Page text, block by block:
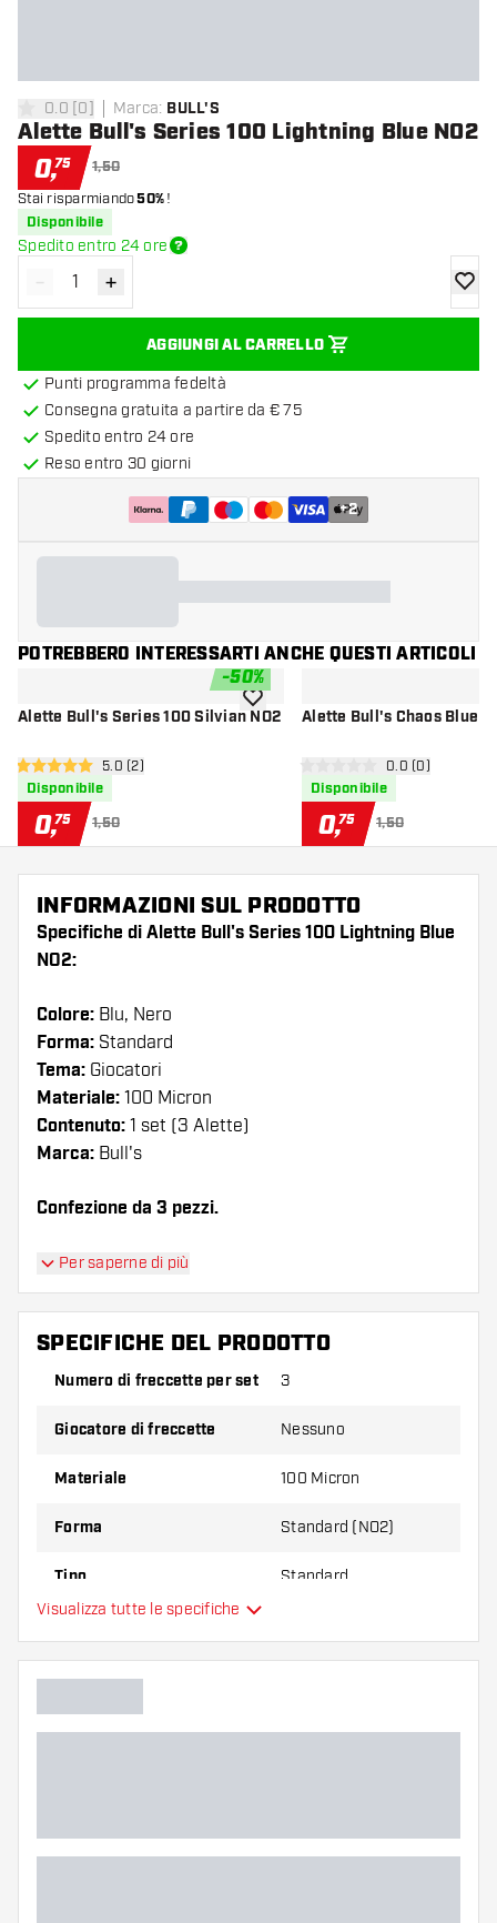
0 stelle di valutazione
0.0 [0] Marca: BULL'S
Alette Bull's Series 100 Lightning Blue NO2
0,75 1,50
Stai risparmiando50%!
Disponibile
Spedito entro 24 ore
Diminuisci quantità
- Aumenta quantità
+
AGGIUNGI AL CARRELLO
Punti programma fedeltà
Consegna gratuita a partire da € 75
Spedito entro 24 ore
Reso entro 30 giorni
+2
POTREBBERO INTERESSARTI ANCHE QUESTI ARTICOLI
-50%
Alette Bull's Series 100 Silvian NO2
apri pannello recensioni
5 stelle di valutazione
5.0 (2)
Disponibile
0,75 1,50
aggiungi alla lista dei desideri
Alette Bull's Chaos Blue
apri pannello
0 stelle di valutazione
0.0 (0)
Disponibile
0,75 1,50
INFORMAZIONI SUL PRODOTTO
Specifiche di Alette Bull's Series 100 Lightning Blue
NO2:
Colore: Blu, Nero
Forma: Standard
Tema: Giocatori
Materiale: 100 Micron
Contenuto: 1 set (3 Alette)
Marca: Bull's
Confezione da 3 pezzi.
Suggerimento di Dartshopper!
Assicuratevi di avere a portata di mano un gran
numero di alette e di astine. Questi possono
Provate una forma, un materiale o uno
variante vi si addice di più!
Per saperne di più
SPECIFICHE DEL PRODOTTO
Numero di freccette per set 3
Giocatore di freccette Nessuno
Materiale 100 Micron
Forma Standard (NO2)
Tipo Standard
Colori aggiuntivi
Visualizza tutte le specifiche